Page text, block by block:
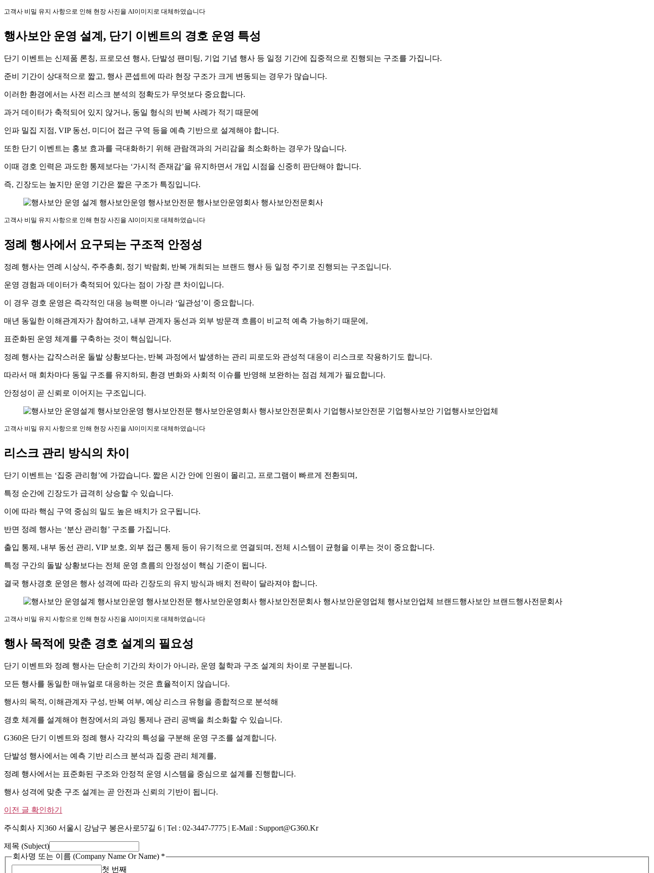
고객사 비밀 유지 사항으로 인해 현장 사진을 AI이미지로 대체하였습니다
행사보안 운영 설계, 단기 이벤트의 경호 운영 특성
단기 이벤트는 신제품 론칭, 프로모션 행사, 단발성 팬미팅, 기업 기념 행사 등 일정 기간에 집중적으로 진행되는 구조를 가집니다.
준비 기간이 상대적으로 짧고, 행사 콘셉트에 따라 현장 구조가 크게 변동되는 경우가 많습니다.
이러한 환경에서는 사전 리스크 분석의 정확도가 무엇보다 중요합니다.
과거 데이터가 축적되어 있지 않거나, 동일 형식의 반복 사례가 적기 때문에
인파 밀집 지점, VIP 동선, 미디어 접근 구역 등을 예측 기반으로 설계해야 합니다.
또한 단기 이벤트는 홍보 효과를 극대화하기 위해 관람객과의 거리감을 최소화하는 경우가 많습니다.
이때 경호 인력은 과도한 통제보다는 ‘가시적 존재감’을 유지하면서 개입 시점을 신중히 판단해야 합니다.
즉, 긴장도는 높지만 운영 기간은 짧은 구조가 특징입니다.
고객사 비밀 유지 사항으로 인해 현장 사진을 AI이미지로 대체하였습니다
정례 행사에서 요구되는 구조적 안정성
정례 행사는 연례 시상식, 주주총회, 정기 박람회, 반복 개최되는 브랜드 행사 등 일정 주기로 진행되는 구조입니다.
운영 경험과 데이터가 축적되어 있다는 점이 가장 큰 차이입니다.
이 경우 경호 운영은 즉각적인 대응 능력뿐 아니라 ‘일관성’이 중요합니다.
매년 동일한 이해관계자가 참여하고, 내부 관계자 동선과 외부 방문객 흐름이 비교적 예측 가능하기 때문에,
표준화된 운영 체계를 구축하는 것이 핵심입니다.
정례 행사는 갑작스러운 돌발 상황보다는, 반복 과정에서 발생하는 관리 피로도와 관성적 대응이 리스크로 작용하기도 합니다.
따라서 매 회차마다 동일 구조를 유지하되, 환경 변화와 사회적 이슈를 반영해 보완하는 점검 체계가 필요합니다.
안정성이 곧 신뢰로 이어지는 구조입니다.
고객사 비밀 유지 사항으로 인해 현장 사진을 AI이미지로 대체하였습니다
리스크 관리 방식의 차이
단기 이벤트는 ‘집중 관리형’에 가깝습니다. 짧은 시간 안에 인원이 몰리고, 프로그램이 빠르게 전환되며,
특정 순간에 긴장도가 급격히 상승할 수 있습니다.
이에 따라 핵심 구역 중심의 밀도 높은 배치가 요구됩니다.
반면 정례 행사는 ‘분산 관리형’ 구조를 가집니다.
출입 통제, 내부 동선 관리, VIP 보호, 외부 접근 통제 등이 유기적으로 연결되며, 전체 시스템이 균형을 이루는 것이 중요합니다.
특정 구간의 돌발 상황보다는 전체 운영 흐름의 안정성이 핵심 기준이 됩니다.
결국 행사경호 운영은 행사 성격에 따라 긴장도의 유지 방식과 배치 전략이 달라져야 합니다.
고객사 비밀 유지 사항으로 인해 현장 사진을 AI이미지로 대체하였습니다
행사 목적에 맞춘 경호 설계의 필요성
단기 이벤트와 정례 행사는 단순히 기간의 차이가 아니라, 운영 철학과 구조 설계의 차이로 구분됩니다.
모든 행사를 동일한 매뉴얼로 대응하는 것은 효율적이지 않습니다.
행사의 목적, 이해관계자 구성, 반복 여부, 예상 리스크 유형을 종합적으로 분석해
경호 체계를 설계해야 현장에서의 과잉 통제나 관리 공백을 최소화할 수 있습니다.
G360은 단기 이벤트와 정례 행사 각각의 특성을 구분해 운영 구조를 설계합니다.
단발성 행사에서는 예측 기반 리스크 분석과 집중 관리 체계를,
정례 행사에서는 표준화된 구조와 안정적 운영 시스템을 중심으로 설계를 진행합니다.
행사 성격에 맞춘 구조 설계는 곧 안전과 신뢰의 기반이 됩니다.
이전 글 확인하기
주식회사 지360 서울시 강남구 봉은사로57길 6 | Tel : 02-3447-7775 | E-Mail : Support@g360.kr
제목 (Subject)
회사명 또는 이름 (Company Name Or Name) *
첫 번째